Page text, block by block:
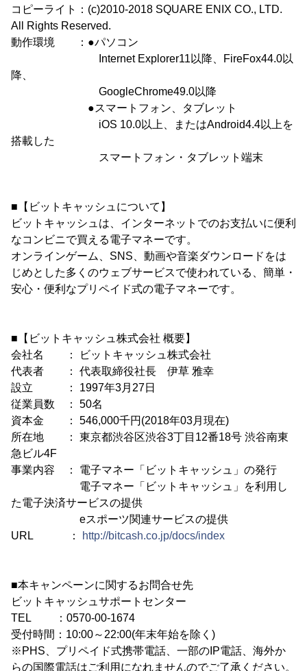
コピーライト：(c)2010-2018 SQUARE ENIX CO., LTD.
All Rights Reserved.
動作環境 ：●パソコン
Internet Explorer11以降、FireFox44.0以
降、
GoogleChrome49.0以降
●スマートフォン、タブレット
iOS 10.0以上、またはAndroid4.4以上を
搭載した
スマートフォン・タブレット端末
■【ビットキャッシュについて】
ビットキャッシュは、インターネットでのお支払いに便利
なコンビニで買える電子マネーです。
オンラインゲーム、SNS、動画や音楽ダウンロードをは
じめとした多くのウェブサービスで使われている、簡単・
安心・便利なプリペイド式の電子マネーです。
■【ビットキャッシュ株式会社 概要】
会社名 ： ビットキャッシュ株式会社
代表者 ： 代表取締役社長 伊草 雅幸
設立 ： 1997年3月27日
従業員数 ： 50名
資本金 ： 546,000千円(2018年03月現在)
所在地 ： 東京都渋谷区渋谷3丁目12番18号 渋谷南東
急ビル4F
事業内容 ： 電子マネー「ビットキャッシュ」の発行
電子マネー「ビットキャッシュ」を利用し
た電子決済サービスの提供
eスポーツ関連サービスの提供
URL ：
http://bitcash.co.jp/docs/index
■本キャンペーンに関するお問合せ先
ビットキャッシュサポートセンター
TEL ：0570-00-1674
受付時間：10:00～22:00(年末年始を除く)
※PHS、プリペイド式携帯電話、一部のIP電話、海外か
らの国際電話はご利用になれませんのでご了承ください。